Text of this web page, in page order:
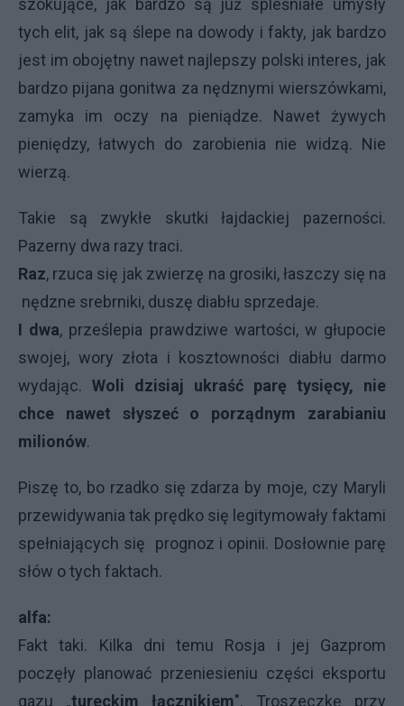
szokujące, jak bardzo są już spleśniałe umysły
tych elit, jak są ślepe na dowody i fakty, jak bardzo
jest im obojętny nawet najlepszy polski interes, jak
bardzo pijana gonitwa za nędznymi wierszówkami,
zamyka im oczy na pieniądze. Nawet żywych
pieniędzy, łatwych do zarobienia nie widzą. Nie
wierzą.
Takie są zwykłe skutki łajdackiej pazerności.
Pazerny dwa razy traci.
Raz, rzuca się jak zwierzę na grosiki, łaszczy się na
nędzne srebrniki, duszę diabłu sprzedaje.
I dwa, prześlepia prawdziwe wartości, w głupocie
swojej, wory złota i kosztowności diabłu darmo
wydając. Woli dzisiaj ukraść parę tysięcy, nie
chce nawet słyszeć o porządnym zarabianiu
milionów.
Piszę to, bo rzadko się zdarza by moje, czy Maryli
przewidywania tak prędko się legitymowały faktami
spełniających się prognoz i opinii. Dosłownie parę
słów o tych faktach.
alfa:
Fakt taki. Kilka dni temu Rosja i jej Gazprom
poczęły planować przeniesieniu części eksportu
gazu „tureckim łącznikiem". Troszeczkę przy